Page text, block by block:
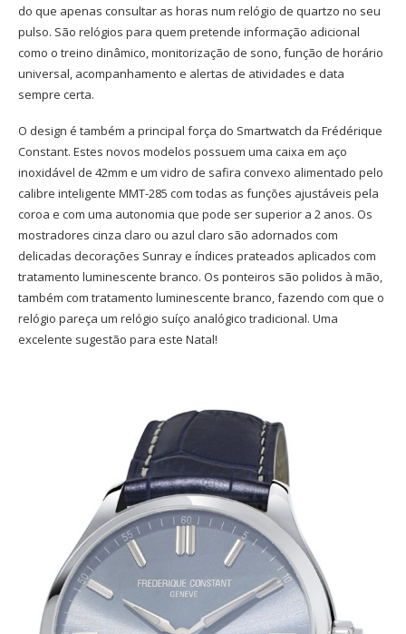
do que apenas consultar as horas num relógio de quartzo no seu
pulso. São relógios para quem pretende informação adicional
como o treino dinâmico, monitorização de sono, função de horário
universal, acompanhamento e alertas de atividades e data
sempre certa.
O design é também a principal força do Smartwatch da Frédérique
Constant. Estes novos modelos possuem uma caixa em aço
inoxidável de 42mm e um vidro de safira convexo alimentado pelo
calibre inteligente MMT-285 com todas as funções ajustáveis pela
coroa e com uma autonomia que pode ser superior a 2 anos. Os
mostradores cinza claro ou azul claro são adornados com
delicadas decorações Sunray e índices prateados aplicados com
tratamento luminescente branco. Os ponteiros são polidos à mão,
também com tratamento luminescente branco, fazendo com que o
relógio pareça um relógio suíço analógico tradicional. Uma
excelente sugestão para este Natal!